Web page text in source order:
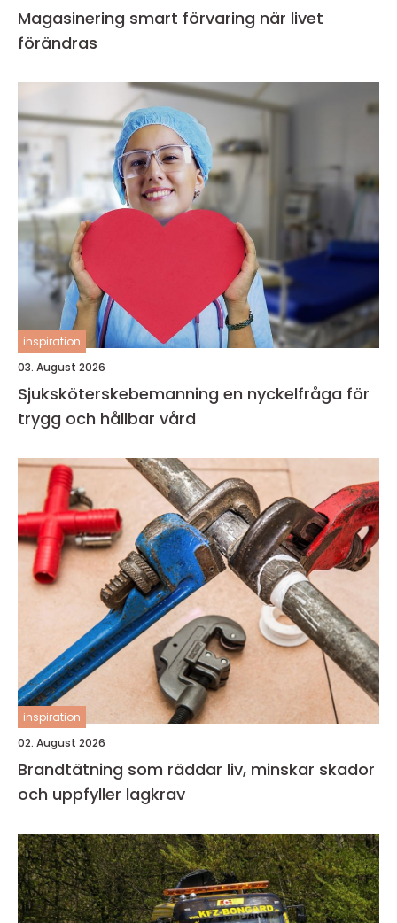
Magasinering smart förvaring när livet
förändras
inspiration
03. August 2026
Sjuksköterskebemanning en nyckelfråga för
trygg och hållbar vård
inspiration
02. August 2026
Brandtätning som räddar liv, minskar skador
och uppfyller lagkrav